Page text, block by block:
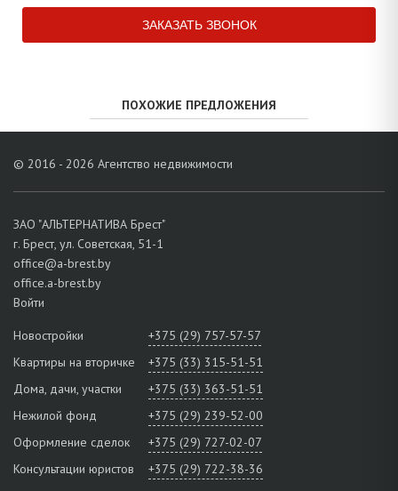
ПОХОЖИЕ ПРЕДЛОЖЕНИЯ
© 2016 - 2026 Агентство недвижимости
ЗАО "АЛЬТЕРНАТИВА Брест"
г. Брест, ул. Советская, 51-1
office@a-brest.by
office.a-brest.by
Войти
Новостройки
+375 (29) 757-57-57
Квартиры на вторичке
+375 (33) 315-51-51
Дома, дачи, участки
+375 (33) 363-51-51
Нежилой фонд
+375 (29) 239-52-00
Оформление сделок
+375 (29) 727-02-07
Консультации юристов
+375 (29) 722-38-36